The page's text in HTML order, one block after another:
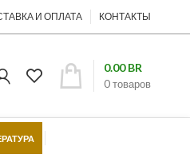
И ОПЛАТА КОНТАКТЫ
0товаров
0.00BR